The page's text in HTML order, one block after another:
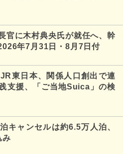
官に木村典央氏が就任へ、幹
年7月31日・8月7日付
東日本、関係人口創出で連
支援、「ご当地Suica」の検
キャンセルは約6.5万人泊、
み